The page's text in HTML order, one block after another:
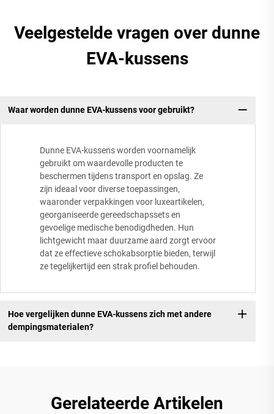
Veelgestelde vragen over dunne
EVA-kussens
Waar worden dunne EVA-kussens voor gebruikt?
Dunne EVA-kussens worden voornamelijk
gebruikt om waardevolle producten te
beschermen tijdens transport en opslag. Ze
zijn ideaal voor diverse toepassingen,
waaronder verpakkingen voor luxeartikelen,
georganiseerde gereedschapssets en
gevoelige medische benodigdheden. Hun
lichtgewicht maar duurzame aard zorgt ervoor
dat ze effectieve schokabsorptie bieden, terwijl
ze tegelijkertijd een strak profiel behouden.
Hoe vergelijken dunne EVA-kussens zich met andere
dempingsmaterialen?
Gerelateerde Artikelen